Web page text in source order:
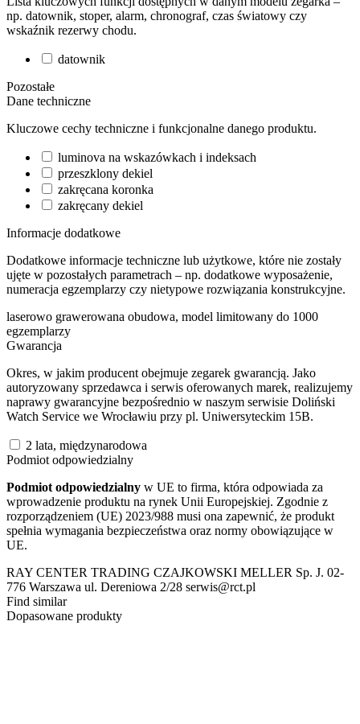
np. datownik, stoper, alarm, chronograf, czas światowy czy
wskaźnik rezerwy chodu.
datownik
Pozostałe
Dane techniczne
Kluczowe cechy techniczne i funkcjonalne danego produktu.
luminova na wskazówkach i indeksach
przeszklony dekiel
zakręcana koronka
zakręcany dekiel
Informacje dodatkowe
Dodatkowe informacje techniczne lub użytkowe, które nie zostały
ujęte w pozostałych parametrach – np. dodatkowe wyposażenie,
numeracja egzemplarzy czy nietypowe rozwiązania konstrukcyjne.
laserowo grawerowana obudowa, model limitowany do 1000
egzemplarzy
Gwarancja
Okres, w jakim producent obejmuje zegarek gwarancją. Jako
autoryzowany sprzedawca i serwis oferowanych marek, realizujemy
naprawy gwarancyjne bezpośrednio w naszym serwisie Doliński
Watch Service we Wrocławiu przy pl. Uniwersyteckim 15B.
2 lata, międzynarodowa
Podmiot odpowiedzialny
Podmiot odpowiedzialny w UE to firma, która odpowiada za
wprowadzenie produktu na rynek Unii Europejskiej. Zgodnie z
rozporządzeniem (UE) 2023/988 musi ona zapewnić, że produkt
spełnia wymagania bezpieczeństwa oraz normy obowiązujące w
UE.
RAY CENTER TRADING CZAJKOWSKI MELLER Sp. J. 02-
776 Warszawa ul. Dereniowa 2/28 serwis@rct.pl
Find similar
Dopasowane produkty